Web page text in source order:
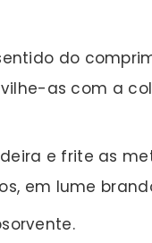
do
as com a
e frite as
em lume